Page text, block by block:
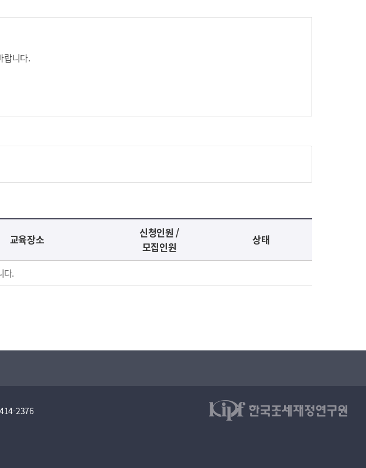
랍니다.
교육장소
신청인원 /
모집인원
상태
다.
2376